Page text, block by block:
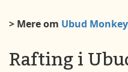
> Mere om Ubud
Rafting i